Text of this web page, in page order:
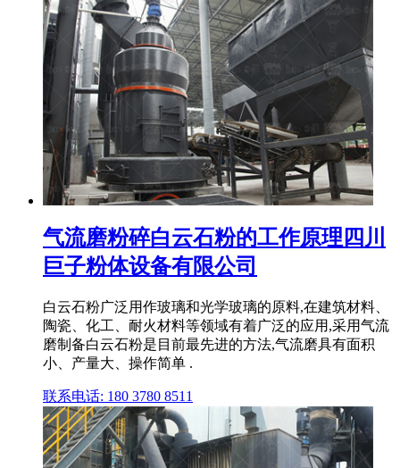
气流磨粉碎白云石粉的工作原理四川
巨子粉体设备有限公司
白云石粉广泛用作玻璃和光学玻璃的原料,在建筑材料、
陶瓷、化工、耐火材料等领域有着广泛的应用,采用气流
磨制备白云石粉是目前最先进的方法,气流磨具有面积
小、产量大、操作简单 .
联系电话: 180 3780 8511